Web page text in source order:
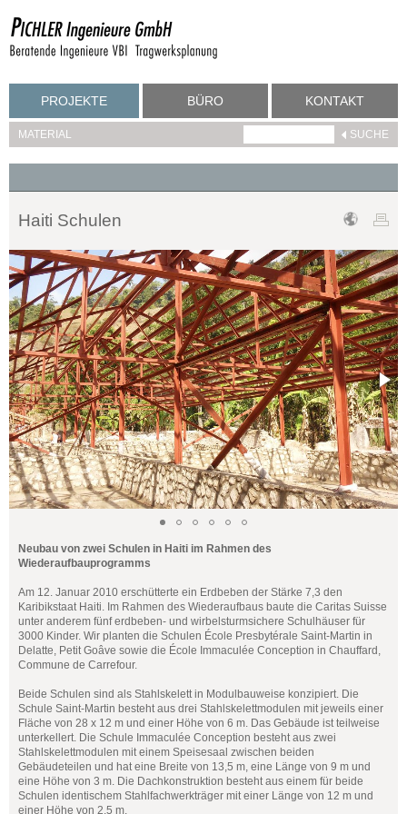
PROJEKTE BÜRO KONTAKT
MATERIAL
Haiti Schulen
Neubau von zwei Schulen in Haiti im Rahmen des
Wiederaufbauprogramms
Am 12. Januar 2010 erschütterte ein Erdbeben der Stärke 7,3 den
Karibikstaat Haiti. Im Rahmen des Wiederaufbaus baute die Caritas Suisse
unter anderem fünf erdbeben- und wirbelsturmsichere Schulhäuser für
3000 Kinder. Wir planten die Schulen École Presbytérale Saint-Martin in
Delatte, Petit Goâve sowie die École Immaculée Conception in Chauffard,
Commune de Carrefour.
Beide Schulen sind als Stahlskelett in Modulbauweise konzipiert. Die
Schule Saint-Martin besteht aus drei Stahlskelettmodulen mit jeweils einer
Fläche von 28 x 12 m und einer Höhe von 6 m. Das Gebäude ist teilweise
unterkellert. Die Schule Immaculée Conception besteht aus zwei
Stahlskelettmodulen mit einem Speisesaal zwischen beiden
Gebäudeteilen und hat eine Breite von 13,5 m, eine Länge von 9 m und
eine Höhe von 3 m. Die Dachkonstruktion besteht aus einem für beide
Schulen identischem Stahlfachwerkträger mit einer Länge von 12 m und
einer Höhe von 2,5 m.